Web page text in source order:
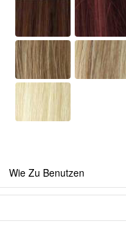
Wie Zu Benutzen